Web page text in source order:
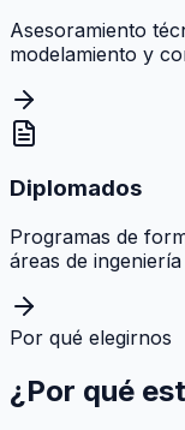
Asesoramiento
modelamiento y
Diplomados
Programas de
áreas de
Por qué elegirnos
¿Por qué